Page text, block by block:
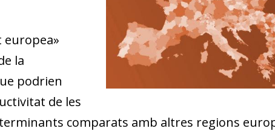
europea»
la
podrien
de les
comparats amb altres regions